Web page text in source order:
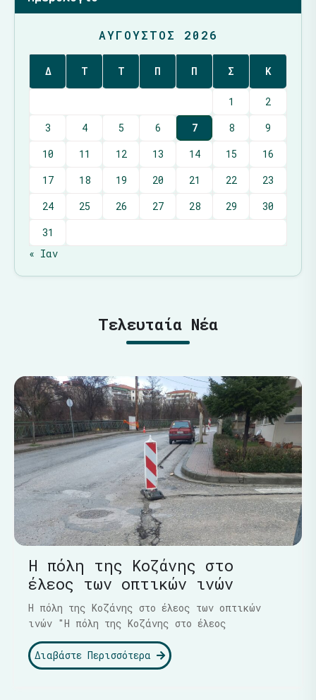
ΑΎΓΟΥΣΤΟΣ 2026
Δ Τ Τ Π Π Σ Κ
1
2
3
4 5 6 7 8
9
10
11 12 13 14 15
16
17
18 19 20 21 22
23
24
25 26 27 28 29
30
31
« Ιαν
Τελευταία Νέα
Η πόλη της Κοζάνης στο
έλεος των οπτικών ινών
Η πόλη της Κοζάνης στο έλεος των οπτικών
ινών "Η πόλη της Κοζάνης στο έλεος
Διαβάστε Περισσότερα